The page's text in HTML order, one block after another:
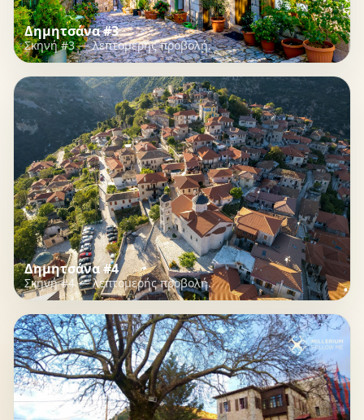
Δημητσάνα #3
Σκηνή #3 — λεπτομερής προβολή.
Δημητσάνα #4
Σκηνή #4 — λεπτομερής προβολή.